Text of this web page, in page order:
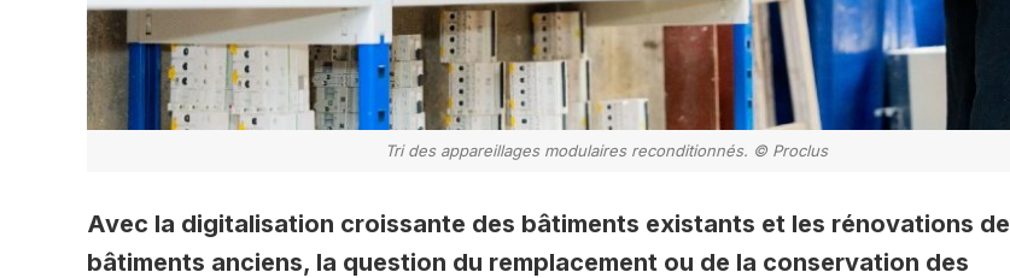
Tri des appareillages modulaires reconditionnés. © Proclus
Avec la digitalisation croissante des bâtiments existants et les rénovations de
bâtiments anciens, la question du remplacement ou de la conservation des